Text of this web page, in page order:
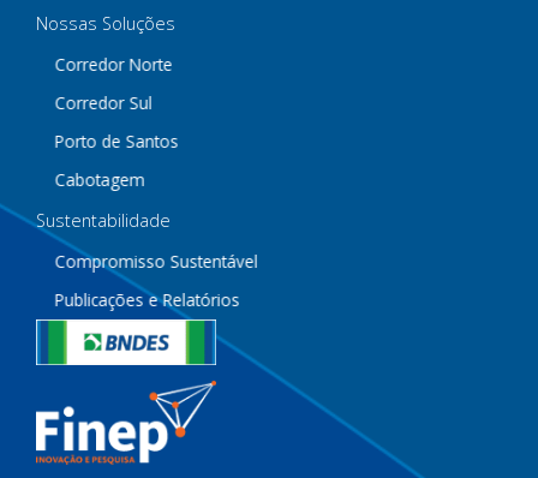
Nossas Soluções
Corredor Norte
Corredor Sul
Porto de Santos
Cabotagem
Sustentabilidade
Compromisso Sustentável
Publicações e Relatórios